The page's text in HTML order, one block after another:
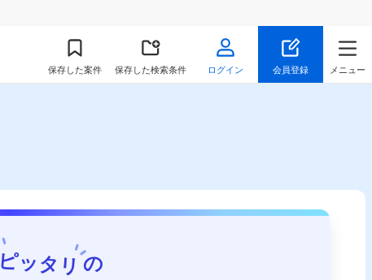
保存した案件 保存した検索条件 ログイン 会員登録 メニュー
ピッタリの